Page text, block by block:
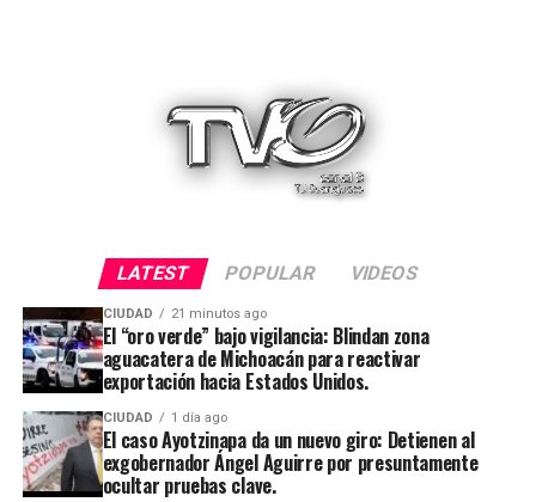
LATEST POPULAR VIDEOS
CIUDAD 21 minutos ago
El “oro verde” bajo vigilancia: Blindan zona
aguacatera de Michoacán para reactivar
exportación hacia Estados Unidos.
CIUDAD 1 día ago
El caso Ayotzinapa da un nuevo giro: Detienen al
exgobernador Ángel Aguirre por presuntamente
ocultar pruebas clave.